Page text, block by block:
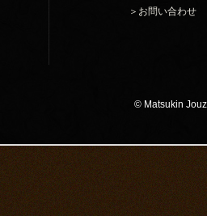
＞お問い合わせ
© Matsukin